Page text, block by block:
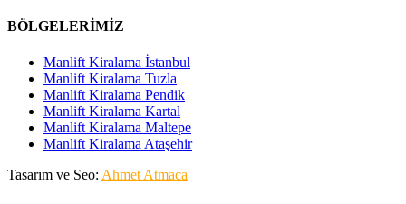
BÖLGELERİMİZ
Manlift Kiralama İstanbul
Manlift Kiralama Tuzla
Manlift Kiralama Pendik
Manlift Kiralama Kartal
Manlift Kiralama Maltepe
Manlift Kiralama Ataşehir
Tasarım ve Seo: Ahmet Atmaca